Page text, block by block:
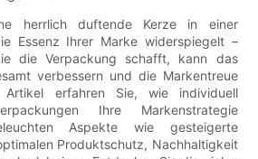
herrlich duftende Kerze in einer
Essenz Ihrer Marke widerspiegelt –
die Verpackung schafft, kann das
verbessern und die Markentreue
erfahren Sie, wie individuell
Ihre Markenstrategie
Aspekte wie gesteigerte
Produktschutz, Nachhaltigkeit